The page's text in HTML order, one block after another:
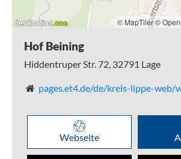
© MapTiler©
Hof Beining
Hiddentruper Str. 72, 32791 Lage
pages.et4.de/de/kreis-lippe-web/wlan/detail/
Webseite